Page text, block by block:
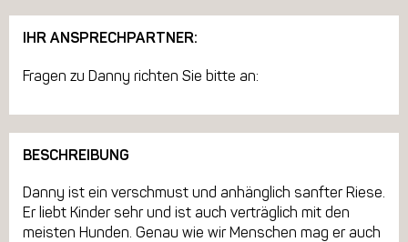
IHR ANSPRECHPARTNER:
Fragen zu Danny richten Sie bitte an:
BESCHREIBUNG
Danny ist ein verschmust und anhänglich sanfter Riese.
Er liebt Kinder sehr und ist auch verträglich mit den
meisten Hunden. Genau wie wir Menschen mag er auch